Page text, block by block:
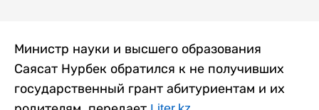
Министр науки и высшего образования
Саясат Нурбек обратился к не получивших
государственный грант абитуриентам и их